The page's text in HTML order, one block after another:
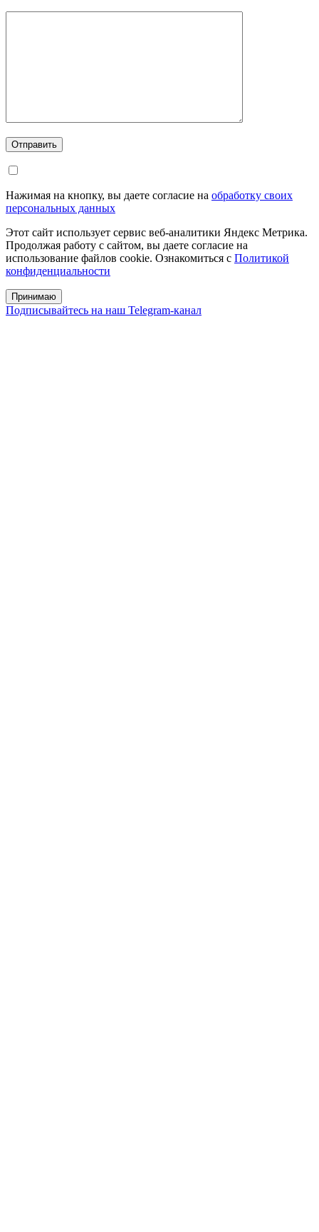
Отправить
Нажимая на кнопку, вы даете согласие на обработку своих
персональных данных
Этот сайт использует сервис веб-аналитики Яндекс Метрика.
Продолжая работу с сайтом, вы даете согласие на
использование файлов cookie. Ознакомиться с Политикой
конфиденциальности
Принимаю
Подписывайтесь на наш Telegram-канал